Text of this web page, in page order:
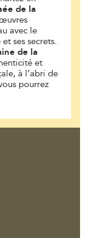
de la
avec le
ses secrets.
de la
et
à l’abri de
pourrez